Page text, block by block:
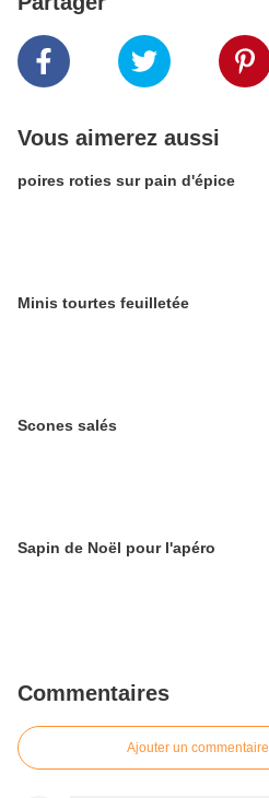
Vous aimerez aussi
poires roties sur pain d'épice
Minis tourtes feuilletée
Scones salés
Sapin de Noël pour l'apéro
Commentaires
Ajouter un commentaire